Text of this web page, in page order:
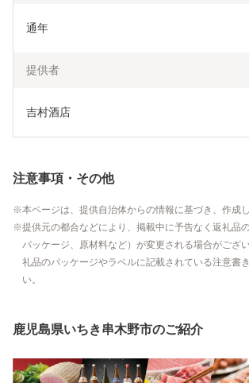
通年
提供者
吉村酒店
注意事項・その他
本ページは、提供自治体からの情報に基づき、作成し
提供元の都合などにより、掲載中に予告なく返礼品
パッケージ、原材料など）が変更される場合がござ
礼品のパッケージやラベルに記載されている注意書
い。
鹿児島県いちき串木野市のご紹介